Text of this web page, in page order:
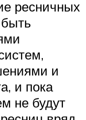
ресничных
и
и пока
не будут